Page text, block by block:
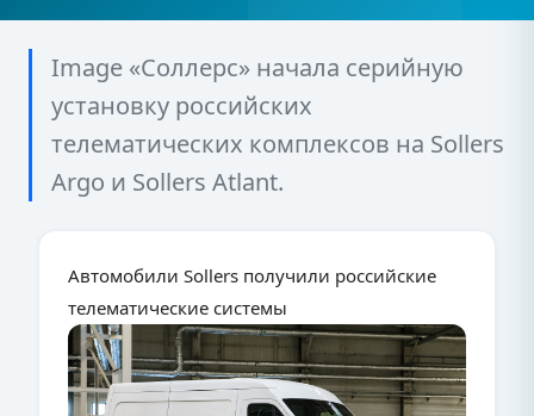
Image «Соллерс» начала серийную
установку российских
телематических комплексов на Sollers
Argo и Sollers Atlant.
Автомобили Sollers получили российские
телематические системы